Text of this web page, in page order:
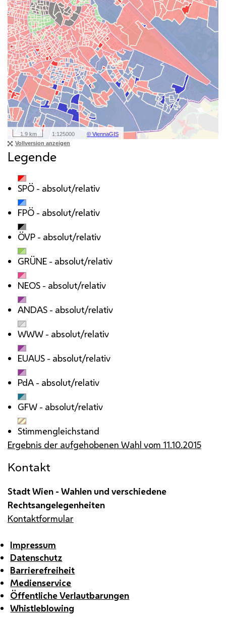
Legende
SPÖ - absolut/relativ
FPÖ - absolut/relativ
ÖVP - absolut/relativ
GRÜNE - absolut/relativ
NEOS - absolut/relativ
ANDAS - absolut/relativ
WWW - absolut/relativ
EUAUS - absolut/relativ
PdA - absolut/relativ
GFW - absolut/relativ
Stimmengleichstand
Ergebnis der aufgehobenen Wahl vom 11.10.2015
Kontakt
Stadt Wien - Wahlen und verschiedene
Rechtsangelegenheiten
Kontaktformular
Impressum
Datenschutz
Barrierefreiheit
Medienservice
Öffentliche Verlautbarungen
Whistleblowing